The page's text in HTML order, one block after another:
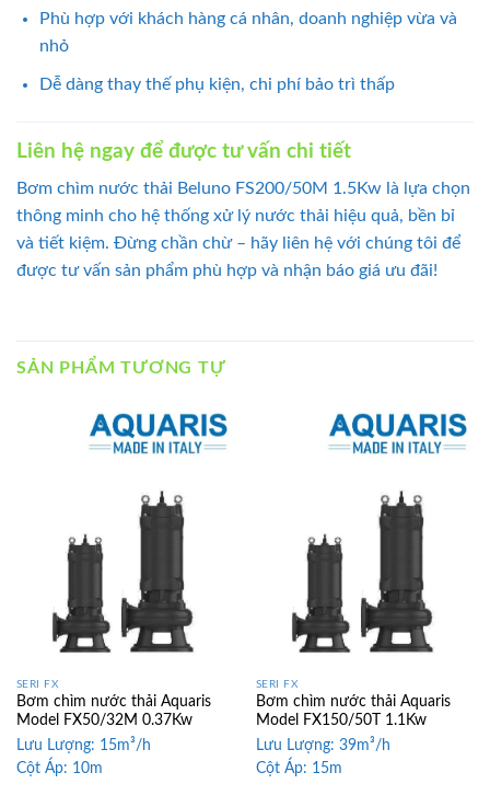
Phù hợp với khách hàng cá nhân, doanh nghiệp vừa và
nhỏ
Dễ dàng thay thế phụ kiện, chi phí bảo trì thấp
Liên hệ ngay để được tư vấn chi tiết
Bơm chìm nước thải Beluno FS200/50M 1.5Kw là lựa chọn
thông minh cho hệ thống xử lý nước thải hiệu quả, bền bỉ
và tiết kiệm. Đừng chần chừ – hãy liên hệ với chúng tôi để
được tư vấn sản phẩm phù hợp và nhận báo giá ưu đãi!
SẢN PHẨM TƯƠNG TỰ
SERI FX
Bơm chìm nước thải Aquaris
Model FX50/32M 0.37Kw
Lưu Lượng: 15m³/h
Cột Áp: 10m
SERI FX
Bơm chìm nước thải Aquaris
Model FX150/50T 1.1Kw
Lưu Lượng: 39m³/h
Cột Áp: 15m